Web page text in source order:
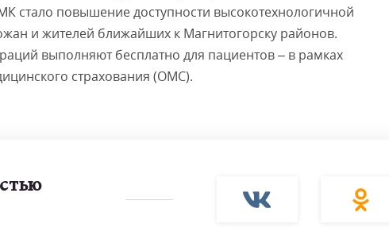
стало повышение доступности высокотехнологичной
и жителей ближайших к Магнитогорску районов.
выполняют бесплатно для пациентов – в рамках
страхования (ОМС).